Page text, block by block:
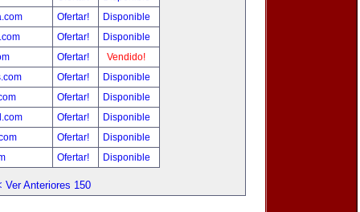
Ofertar!
Disponible
Ofertar!
Disponible
Ofertar!
Vendido!
Ofertar!
Disponible
Ofertar!
Disponible
Ofertar!
Disponible
Ofertar!
Disponible
Ofertar! Disponible
Ver Anteriores 150